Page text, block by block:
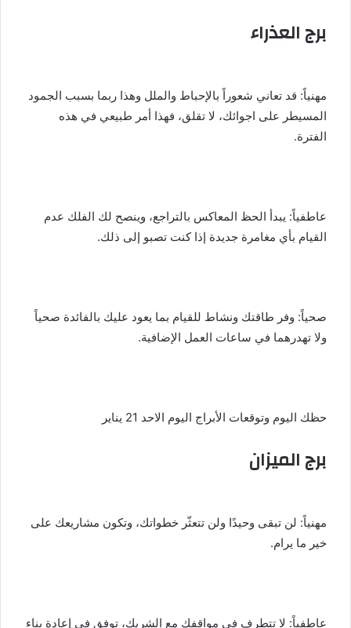
برج العذراء
مهنياً: قد تعاني شعوراً بالإحباط والملل وهذا ربما بسبب الجمود
المسيطر على اجوائك، لا تقلق، فهذا أمر طبيعي في هذه
الفترة.
عاطفياً: يبدأ الحظ المعاكس بالتراجع، وينصح لك الفلك عدم
القيام بأي مغامرة جديدة إذا كنت تصبو إلى ذلك.
صحياً: وفر طاقتك ونشاط للقيام بما يعود عليك بالفائدة صحياً
ولا تهدرهما في ساعات العمل الإضافية.
حظك اليوم وتوقعات الأبراج اليوم الاحد 21 يناير
برج الميزان
مهنياً: لن تبقى وحيدًا ولن تتعثّر خطواتك، وتكون مشاريعك على
خير ما يرام.
عاطفياً: لا تتطرف في مواقفك مع الشريك، توفق في إعادة بناء